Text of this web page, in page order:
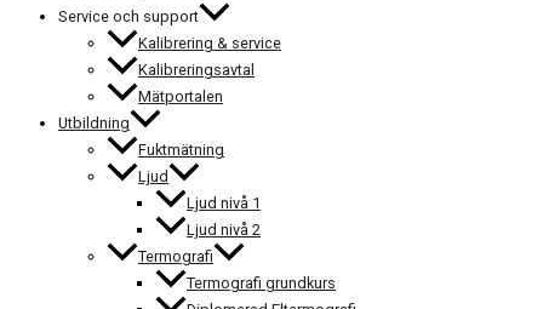
Service och support
Kalibrering & service
Kalibreringsavtal
Mätportalen
Utbildning
Fuktmätning
Ljud
Ljud nivå 1
Ljud nivå 2
Termografi
Termografi grundkurs